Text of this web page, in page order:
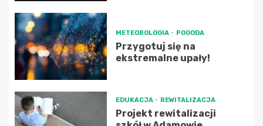
METEOROLOGIA POGODA
Przygotuj się na
ekstremalne upały!
EDUKACJA REWITALIZACJA
Projekt rewitalizacji